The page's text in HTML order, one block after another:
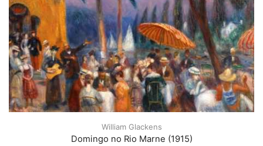
William Glackens
Domingo no Rio Marne (1915)